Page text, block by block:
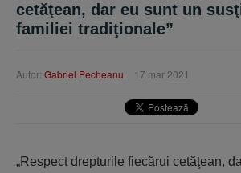
cetăţean, dar eu sunt un
familiei tradiţionale”
Autor: Gabriel Pecheanu 17 mar 2021
„Respect drepturile fiecărui cetăţean,